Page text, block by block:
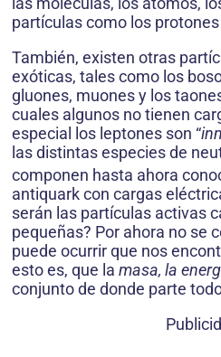
partículas como los
También, existen otras
exóticas, tales como los
gluones, muones y los
cuales algunos no tienen
especial los leptones son “
las distintas especies de
componen hasta ahora
antiquark con cargas
serán las partículas activas
pequeñas? Por ahora no se
puede ocurrir que nos
esto es, que la masa, la
conjunto de donde parte